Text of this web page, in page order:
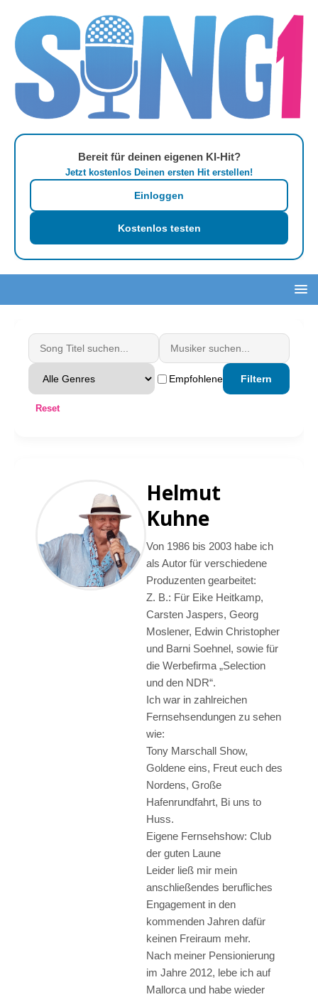
Bereit für deinen eigenen KI-Hit?
Jetzt kostenlos Deinen ersten Hit erstellen!
Einloggen
Kostenlos testen
Empfohlene Filtern
Reset
Helmut
Kuhne
Von 1986 bis 2003 habe ich
als Autor für verschiedene
Produzenten gearbeitet:
Z. B.: Für Eike Heitkamp,
Carsten Jaspers, Georg
Moslener, Edwin Christopher
und Barni Soehnel, sowie für
die Werbefirma „Selection
und den NDR“.
Ich war in zahlreichen
Fernsehsendungen zu sehen
wie:
Tony Marschall Show,
Goldene eins, Freut euch des
Nordens, Große
Hafenrundfahrt, Bi uns to
Huss.
Eigene Fernsehshow: Club
der guten Laune
Leider ließ mir mein
anschließendes berufliches
Engagement in den
kommenden Jahren dafür
keinen Freiraum mehr.
Nach meiner Pensionierung
im Jahre 2012, lebe ich auf
Mallorca und habe wieder